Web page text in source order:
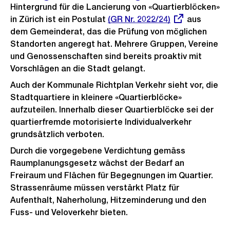
Hintergrund für die Lancierung von «Quartierblöcken»
in Zürich ist ein Postulat Externer
Link:
(GR Nr. 2022/24)
aus
dem Gemeinderat, das die Prüfung von möglichen
Standorten angeregt hat. Mehrere Gruppen, Vereine
und Genossenschaften sind bereits proaktiv mit
Vorschlägen an die Stadt gelangt.
Auch der Kommunale Richtplan Verkehr sieht vor, die
Stadtquartiere in kleinere «Quartierblöcke»
aufzuteilen. Innerhalb dieser Quartierblöcke sei der
quartierfremde motorisierte Individualverkehr
grundsätzlich verboten.
Durch die vorgegebene Verdichtung gemäss
Raumplanungsgesetz wächst der Bedarf an
Freiraum und Flächen für Begegnungen im Quartier.
Strassenräume müssen verstärkt Platz für
Aufenthalt, Naherholung, Hitzeminderung und den
Fuss- und Veloverkehr bieten.